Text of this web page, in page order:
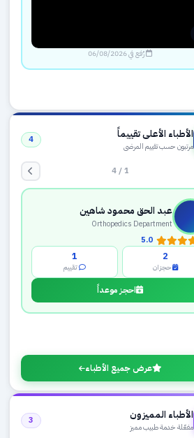
رُفع في 06/08/2026
الأطباء الأعلى تقييماً
مرتبون حسب تقييم المرضى
4
1 / 4
عبد الحق محمود شاهين
Orthopedics Department
5.0
2
حجزان
1
تقييم
احجز موعداً
عرض جميع الأطباء
الأطباء المميزون
مفعّلة خدمة طبيب مميز
3